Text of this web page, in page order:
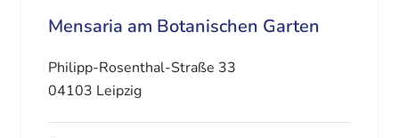
Mensaria am Botanischen Garten
Philipp-Rosenthal-Straße 33
04103 Leipzig